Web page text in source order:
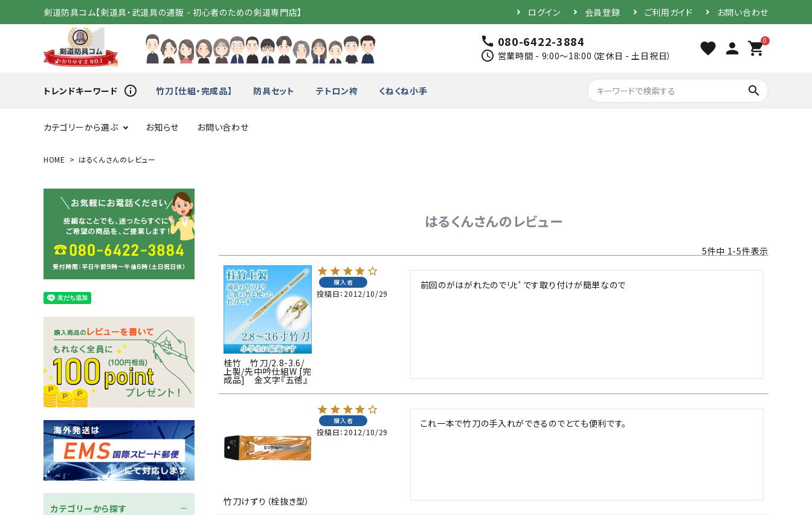
剣道防具コム【剣道具・武道具の通販 - 初心者のための剣道専門店】 ログイン 会員登録 ご利用ガイド お問い合わせ
call 080-6422-3884
schedule 営業時間 - 9:00～18:00（定休日 - 土日祝日） favorite person 0
shopping_cart
トレンドキーワード info_outline 竹刀【仕組・完成品】 防具セット テトロン袴 くねくね小手 search
カテゴリーから選ぶ
変わり胴 垂（単品）
剣道着
竹刀袋 防具袋 ツバ・ツバ止め
ネーム/ゼッケン 手ぬぐい
お知らせ お問い合わせ
HOME はるくんさんのレビュー
カテゴリーから探す
はるくんさんのレビュー
5件中 1-5件表示
桂竹 竹刀/2.8-3.6/
上製/先中吟仕組W [完
成品] 金文字『五徳』
購入者
投稿日 2012/10/29
竹刀けずり（栓抜き型）
購入者
投稿日 2012/10/29
これ一本で竹刀の手入れができるのでとても便利です。